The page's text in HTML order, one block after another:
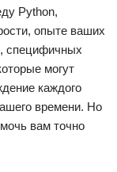
Python,
опыте ваших
специфичных
могут
каждого
времени. Но
вам точно